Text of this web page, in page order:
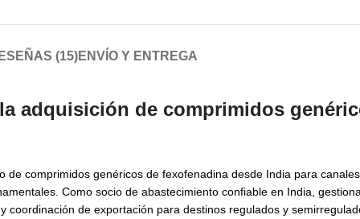
(15)ENVÍO Y ENTREGA
adquisición de comprimidos
comprimidos genéricos de fexofenadina desde India para
Como socio de abastecimiento confiable en India,
de exportación para destinos regulados y